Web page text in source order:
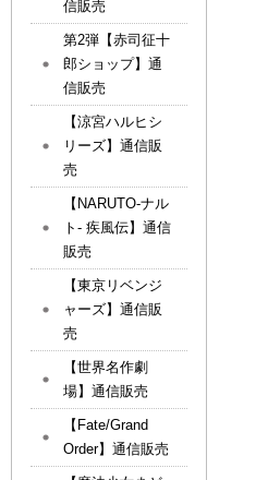
信販売
第2弾【赤司征十
郎ショップ】通
信販売
【涼宮ハルヒシ
リーズ】通信販
売
【NARUTO-ナル
ト- 疾風伝】通信
販売
【東京リベンジ
ャーズ】通信販
売
【世界名作劇
場】通信販売
【Fate/Grand
Order】通信販売